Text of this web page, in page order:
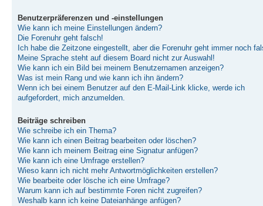
Benutzerpräferenzen und -einstellungen
Wie kann ich meine Einstellungen ändern?
Die Forenuhr geht falsch!
Ich habe die Zeitzone eingestellt, aber die Forenuhr geht immer noch
Meine Sprache steht auf diesem Board nicht zur Auswahl!
Wie kann ich ein Bild bei meinem Benutzernamen anzeigen?
Was ist mein Rang und wie kann ich ihn ändern?
Wenn ich bei einem Benutzer auf den E-Mail-Link klicke, werde ich
aufgefordert, mich anzumelden.
Beiträge schreiben
Wie schreibe ich ein Thema?
Wie kann ich einen Beitrag bearbeiten oder löschen?
Wie kann ich meinem Beitrag eine Signatur anfügen?
Wie kann ich eine Umfrage erstellen?
Wieso kann ich nicht mehr Antwortmöglichkeiten erstellen?
Wie bearbeite oder lösche ich eine Umfrage?
Warum kann ich auf bestimmte Foren nicht zugreifen?
Weshalb kann ich keine Dateianhänge anfügen?